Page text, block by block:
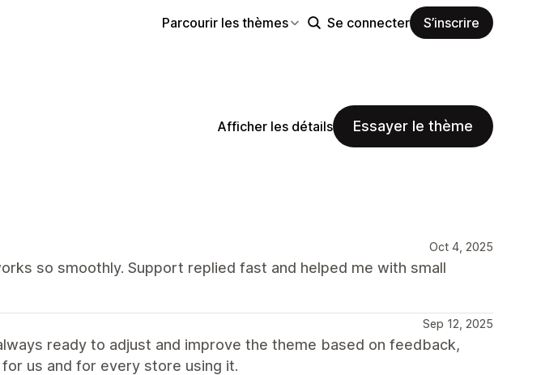
Parcourir les thèmes Se connecter S’inscrire
Afficher les détails Essayer le thème
Oct 4, 2025
so smoothly. Support replied fast and helped me with small
Sep 12, 2025
ready to adjust and improve the theme based on feedback,
us and for every store using it.